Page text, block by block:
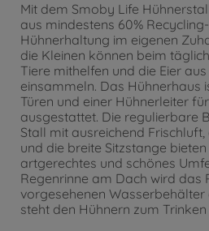
Mit dem Smoby Life
aus mindestens 60%
Hühnerhaltung im eigenen
die Kleinen können beim
Tiere mithelfen und die Eier
einsammeln. Das Hühnerhaus
Türen und einer Hühnerleiter
ausgestattet. Die regulierbare
Stall mit ausreichend
und die breite Sitzstange
artgerechtes und schönes
Regenrinne am Dach wird das
vorgesehenen
steht den Hühnern zum